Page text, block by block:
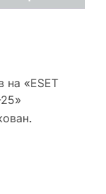
на «ESET